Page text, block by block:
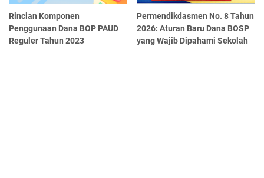
Rincian Komponen
Penggunaan Dana BOP PAUD
Reguler Tahun 2023
Permendikdasmen No. 8 Tahun
2026: Aturan Baru Dana BOSP
yang Wajib Dipahami Sekolah